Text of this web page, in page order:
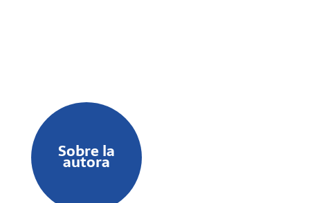
Globalización de la Universidad Internacional
de Andalucía.
Sobre la
autora